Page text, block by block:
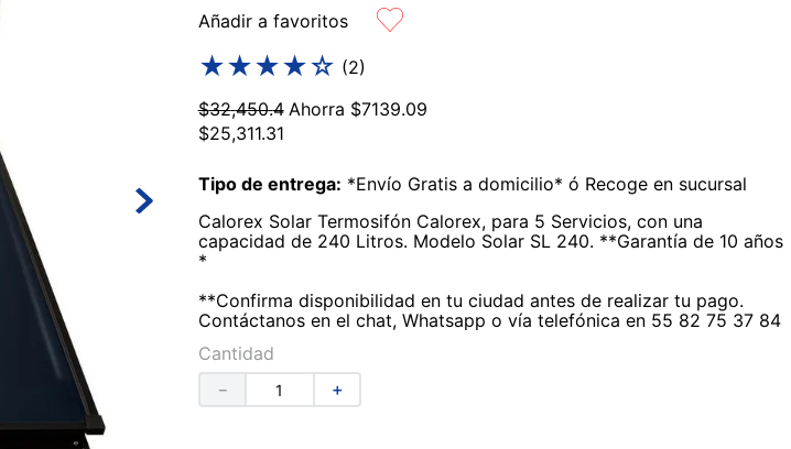
Añadir a favoritos
★★★★☆ (2)
$32,450.4 Ahorra $7139.09
$25,311.31
Tipo de entrega: *Envío Gratis a domicilio* ó Recoge en sucursal
Calorex Solar Termosifón Calorex, para 5 Servicios, con una
capacidad de 240 Litros. Modelo Solar SL 240. **Garantía de 10 años
*
**Confirma disponibilidad en tu ciudad antes de realizar tu pago.
Contáctanos en el chat, Whatsapp o vía telefónica en 55 82 75 37 84
Cantidad
＋
－